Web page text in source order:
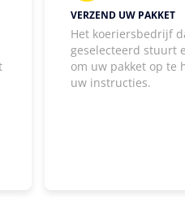
VERZEND UW PAKKET
Het koeriersbedrijf
geselecteerd stuurt
om uw pakket op te
uw instructies.